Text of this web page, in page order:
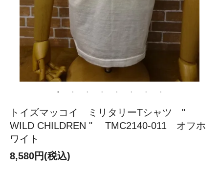
トイズマッコイ ミリタリーTシャツ "
WILD CHILDREN " TMC2140-011 オフホ
ワイト
8,580円(税込)